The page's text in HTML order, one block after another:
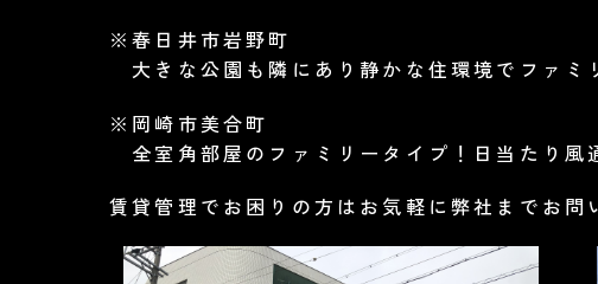
※春日井市岩野町
大きな公園も隣にあり静かな住環境でファミ
※岡崎市美合町
全室角部屋のファミリータイプ！日当たり風
賃貸管理でお困りの方はお気軽に弊社までお問